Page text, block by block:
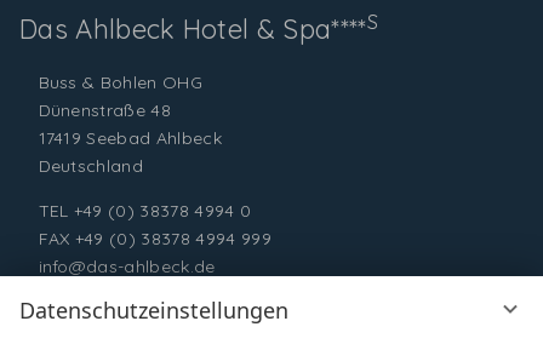
Datenschutzeinstellungen
Das Ahlbeck Hotel & Spa****S
Buss & Bohlen OHG
Dünenstraße 48
17419 Seebad Ahlbeck
Deutschland
TEL +49 (0) 38378 4994 0
FAX +49 (0) 38378 4994 999
info@das-ahlbeck.de